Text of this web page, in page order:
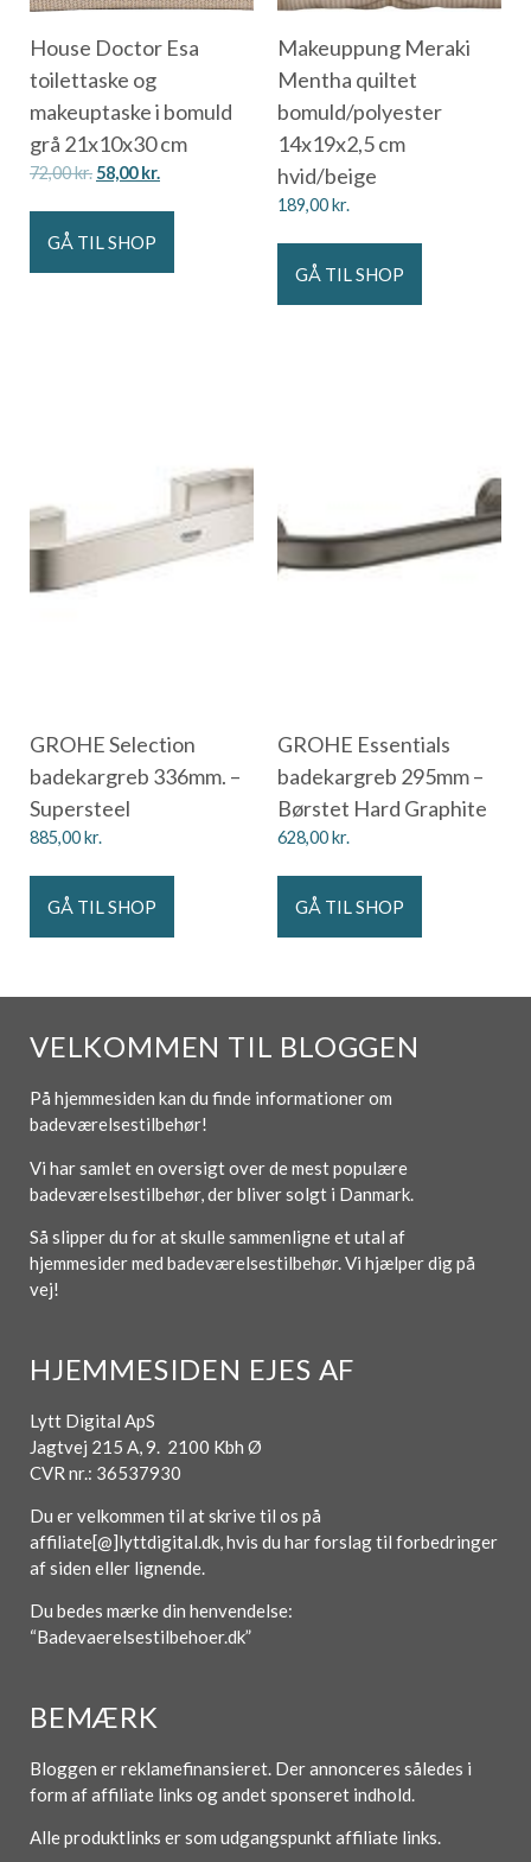
House Doctor Esa
toilettaske og
makeuptaske i bomuld
grå 21x10x30 cm
72,00kr. 58,00kr.
GÅ TIL SHOP
Makeuppung Meraki
Mentha quiltet
bomuld/polyester
14x19x2,5 cm
hvid/beige
189,00kr.
GÅ TIL SHOP
GROHE Selection
badekargreb 336mm. –
Supersteel
885,00kr.
GÅ TIL SHOP
GROHE Essentials
badekargreb 295mm –
Børstet Hard Graphite
628,00kr.
GÅ TIL SHOP
VELKOMMEN TIL BLOGGEN
På hjemmesiden kan du finde informationer om
badeværelsestilbehør!
Vi har samlet en oversigt over de mest populære
badeværelsestilbehør, der bliver solgt i Danmark.
Så slipper du for at skulle sammenligne et utal af
hjemmesider med badeværelsestilbehør. Vi hjælper dig på
vej!
HJEMMESIDEN EJES AF
Lytt Digital ApS
Jagtvej 215 A, 9. 2100 Kbh Ø
CVR nr.: 36537930
Du er velkommen til at skrive til os på
affiliate[@]lyttdigital.dk, hvis du har forslag til forbedringer
af siden eller lignende.
Du bedes mærke din henvendelse:
“Badevaerelsestilbehoer.dk”
BEMÆRK
Bloggen er reklamefinansieret. Der annonceres således i
form af affiliate links og andet sponseret indhold.
Alle produktlinks er som udgangspunkt affiliate links.